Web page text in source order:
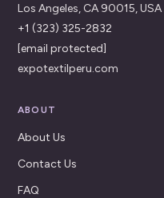
Los Angeles, CA 90015, USA
+1 (323) 325-2832
[email protected]
expotextilperu.com
ABOUT
About Us
Contact Us
FAQ